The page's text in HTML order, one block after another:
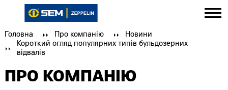
Головна Про компанію
Новини
Короткий огляд популярних типів бульдозерних
відвалів
ПРО КОМПАНІЮ